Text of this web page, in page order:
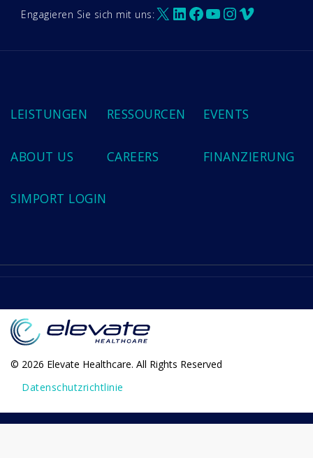
Engagieren Sie sich mit uns:X LinkedIn
Facebook
YouTube
Instagram
Vimeo
LEISTUNGEN RESSOURCEN EVENTS
ABOUT US CAREERS FINANZIERUNG
SIMPORT LOGIN
© 2026 Elevate Healthcare. All Rights Reserved
Datenschutzrichtlinie